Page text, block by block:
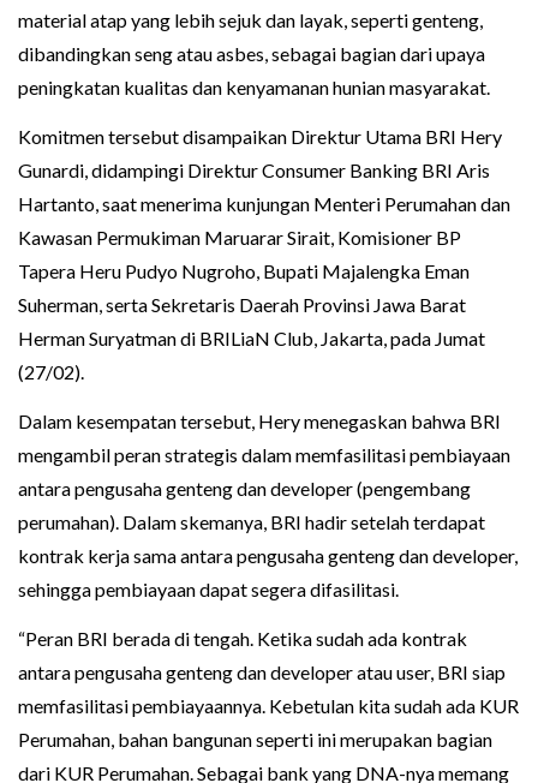
material atap yang lebih sejuk dan layak, seperti genteng,
dibandingkan seng atau asbes, sebagai bagian dari upaya
peningkatan kualitas dan kenyamanan hunian masyarakat.
Komitmen tersebut disampaikan Direktur Utama BRI Hery
Gunardi, didampingi Direktur Consumer Banking BRI Aris
Hartanto, saat menerima kunjungan Menteri Perumahan dan
Kawasan Permukiman Maruarar Sirait, Komisioner BP
Tapera Heru Pudyo Nugroho, Bupati Majalengka Eman
Suherman, serta Sekretaris Daerah Provinsi Jawa Barat
Herman Suryatman di BRILiaN Club, Jakarta, pada Jumat
(27/02).
Dalam kesempatan tersebut, Hery menegaskan bahwa BRI
mengambil peran strategis dalam memfasilitasi pembiayaan
antara pengusaha genteng dan developer (pengembang
perumahan). Dalam skemanya, BRI hadir setelah terdapat
kontrak kerja sama antara pengusaha genteng dan developer,
sehingga pembiayaan dapat segera difasilitasi.
“Peran BRI berada di tengah. Ketika sudah ada kontrak
antara pengusaha genteng dan developer atau user, BRI siap
memfasilitasi pembiayaannya. Kebetulan kita sudah ada KUR
Perumahan, bahan bangunan seperti ini merupakan bagian
dari KUR Perumahan. Sebagai bank yang DNA-nya memang